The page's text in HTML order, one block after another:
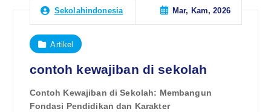
Sekolahindonesia Mar, Kam, 2026
Artikel
contoh kewajiban di sekolah
Contoh Kewajiban di Sekolah: Membangun
Fondasi Pendidikan dan Karakter